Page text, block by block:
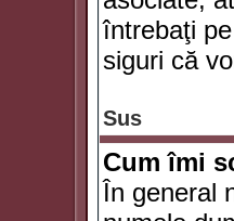
întrebaţi
siguri că
Sus
Cum îmi
În general